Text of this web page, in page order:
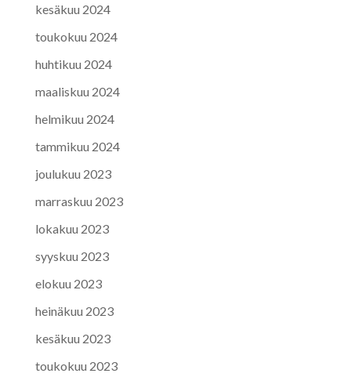
kesäkuu 2024
toukokuu 2024
huhtikuu 2024
maaliskuu 2024
helmikuu 2024
tammikuu 2024
joulukuu 2023
marraskuu 2023
lokakuu 2023
syyskuu 2023
elokuu 2023
heinäkuu 2023
kesäkuu 2023
toukokuu 2023